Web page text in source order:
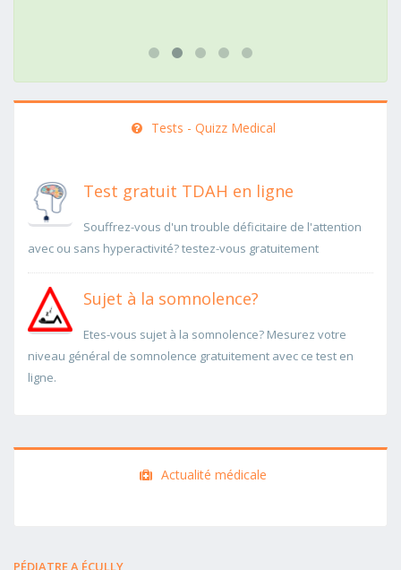
Tests - Quizz Medical
Test gratuit TDAH en ligne
Souffrez-vous d'un trouble déficitaire de l'attention
avec ou sans hyperactivité? testez-vous gratuitement
Sujet à la somnolence?
Etes-vous sujet à la somnolence? Mesurez votre
niveau général de somnolence gratuitement avec ce test en
ligne.
Actualité médicale
PÉDIATRE A ÉCULLY